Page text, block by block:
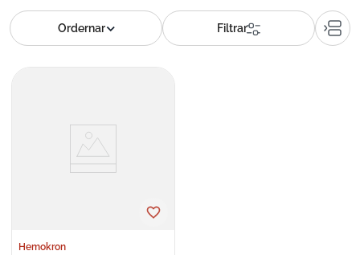
Hemokron
8. roche posay
9. megacistin
10.pañales